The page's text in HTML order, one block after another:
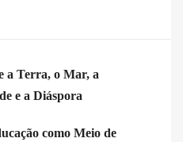
a Terra, o Mar, a
e a Diáspora
como Meio de